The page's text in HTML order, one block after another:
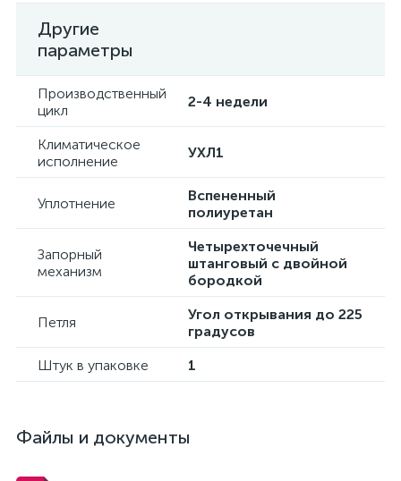
Другие
параметры
Производственный
цикл
2-4 недели
Климатическое
исполнение
УХЛ1
Уплотнение
Вспененный
полиуретан
Запорный
механизм
Четырехточечный
штанговый с двойной
бородкой
Петля
Угол открывания до 225
градусов
Штук в упаковке
1
Файлы и документы